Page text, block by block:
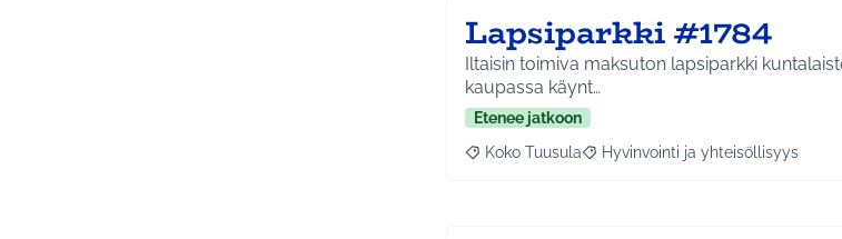
Lapsiparkki #1784
Iltaisin toimiva maksuton lapsiparkki
kaupassa käynt…
Etenee jatkoon
Rajaa tulokset aihepiirin mukaan: Koko Tuusula
Koko Tuusula Rajaa tulokset teeman mukaan:
Hyvinvointi ja yhteisöllisyys